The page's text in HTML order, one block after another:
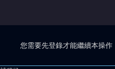
您需要先登錄才能繼續本操作